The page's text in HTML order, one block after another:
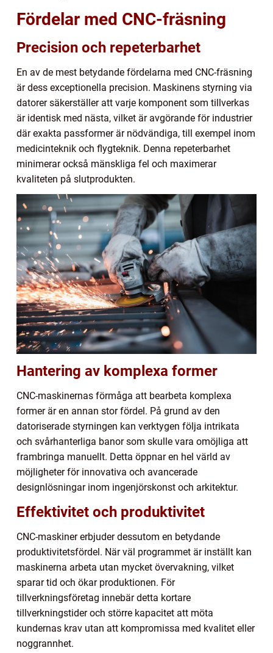
Fördelar med CNC-fräsning
Precision och repeterbarhet
En av de mest betydande fördelarna med CNC-fräsning
är dess exceptionella precision. Maskinens styrning via
datorer säkerställer att varje komponent som tillverkas
är identisk med nästa, vilket är avgörande för industrier
där exakta passformer är nödvändiga, till exempel inom
medicinteknik och flygteknik. Denna repeterbarhet
minimerar också mänskliga fel och maximerar
kvaliteten på slutprodukten.
Hantering av komplexa former
CNC-maskinernas förmåga att bearbeta komplexa
former är en annan stor fördel. På grund av den
datoriserade styrningen kan verktygen följa intrikata
och svårhanterliga banor som skulle vara omöjliga att
frambringa manuellt. Detta öppnar en hel värld av
möjligheter för innovativa och avancerade
designlösningar inom ingenjörskonst och arkitektur.
Effektivitet och produktivitet
CNC-maskiner erbjuder dessutom en betydande
produktivitetsfördel. När väl programmet är inställt kan
maskinerna arbeta utan mycket övervakning, vilket
sparar tid och ökar produktionen. För
tillverkningsföretag innebär detta kortare
tillverkningstider och större kapacitet att möta
kundernas krav utan att kompromissa med kvalitet eller
noggrannhet.